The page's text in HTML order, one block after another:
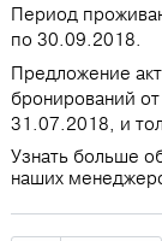
Период
по 30.09.2018.
Предложение
бронирований
31.07.2018, и
Узнать больше
наших